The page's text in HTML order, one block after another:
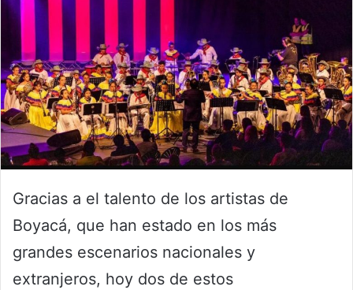
Gracias a el talento de los artistas de
Boyacá, que han estado en los más
grandes escenarios nacionales y
extranjeros, hoy dos de estos